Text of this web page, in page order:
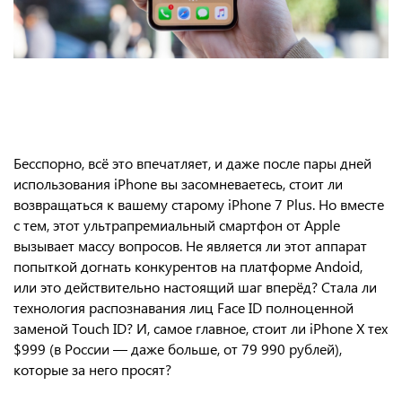
Бесспорно, всё это впечатляет, и даже после пары дней
использования iPhone вы засомневаетесь, стоит ли
возвращаться к вашему старому iPhone 7 Plus. Но вместе
с тем, этот ультрапремиальный смартфон от Apple
вызывает массу вопросов. Не является ли этот аппарат
попыткой догнать конкурентов на платформе Andoid,
или это действительно настоящий шаг вперёд? Стала ли
технология распознавания лиц Face ID полноценной
заменой Touch ID? И, самое главное, стоит ли iPhone X тех
$999 (в России — даже больше, от 79 990 рублей),
которые за него просят?